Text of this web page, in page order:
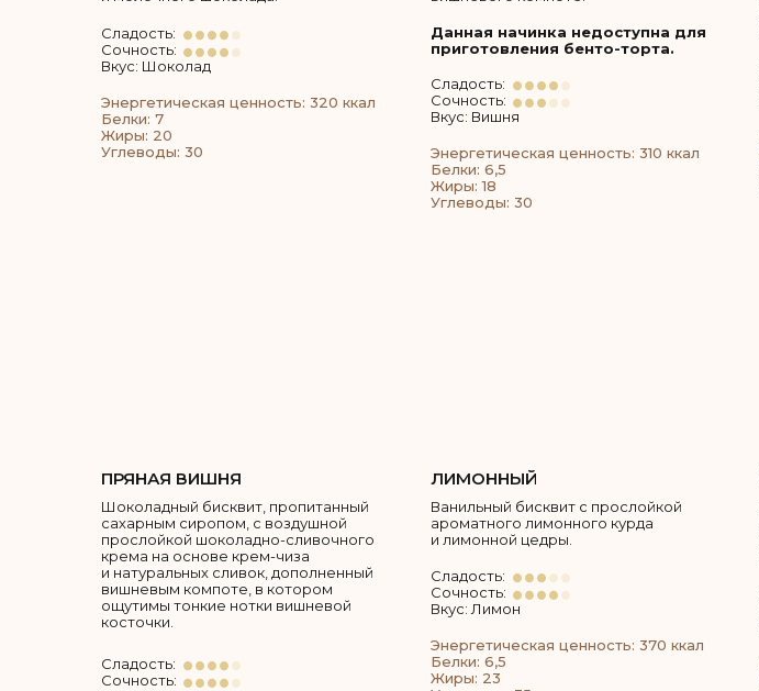
Энергетическая ценность: 320 ккал
Белки: 7
Жиры: 20
Углеводы: 30
Энергетическая ценность: 310 ккал
Белки: 6,5
Жиры: 18
Углеводы: 30
Данная начинка недоступна для
приготовления бенто-торта.
Энергетическая ценность: 370 ккал
Белки: 6,5
Жиры: 23
Ванильный бисквит с прослойкой
ароматного лимонного курда
и лимонной цедры.
ЛИМОННЫЙ
Шоколадный бисквит, пропитанный
сахарным сиропом, с воздушной
прослойкой шоколадно-сливочного
крема на основе крем-чиза
и натуральных сливок, дополненный
вишневым компоте, в котором
ощутимы тонкие нотки вишневой
косточки.
ПРЯНАЯ ВИШНЯ
Сладость:
Сочность:
Вкус: Лимон
Сладость:
Сочность:
Сладость:
Сочность:
Вкус: Вишня
Сладость:
Сочность:
Вкус: Шоколад